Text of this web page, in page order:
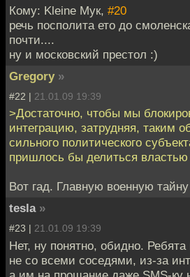
Кому: Kleine Мук, #20
речь посполита ето до
почти....
ну и московский престол :)
Gregory »
#22 | 21.01.09 19:39
>Достаточно, чтобы мы
интеграцию, затрудняя, таким
сильного политического
пришлось бы делиться
Вот гад. Главную военную
tesla »
#23 | 21.01.09 19:39
Нет, ну понятно, обидно. Ребята
не со всеми соседями, из-за